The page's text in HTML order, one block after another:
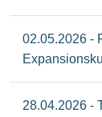
02.05.2026 -
28.04.2026 -